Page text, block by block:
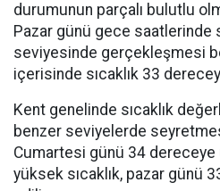
durumunun parçalı bulutlu
Pazar günü gece saatlerinde
seviyesinde gerçekleşmesi
içerisinde sıcaklık 33
Kent genelinde sıcaklık
benzer seviyelerde
Cumartesi günü 34 dereceye
yüksek sıcaklık, pazar günü